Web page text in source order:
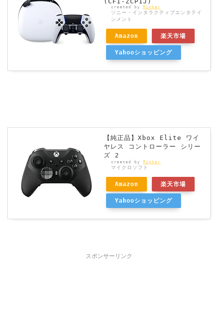
created by Rinker
ソニー・インタラクティブエンタテイ
ンメント
Amazon 楽天市場
Yahooショッピング
【純正品】Xbox Elite ワイ
ヤレス コントローラー シリー
ズ 2
created by Rinker
マイクロソフト
Amazon 楽天市場
Yahooショッピング
スポンサーリンク